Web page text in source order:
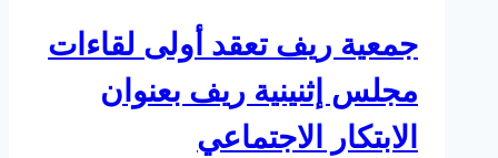
العادية
في
مقرها
بالرياض
جمعية ريف تعقد أولى لقاءات
مجلس إثنينية ريف بعنوان
الابتكار الاجتماعي